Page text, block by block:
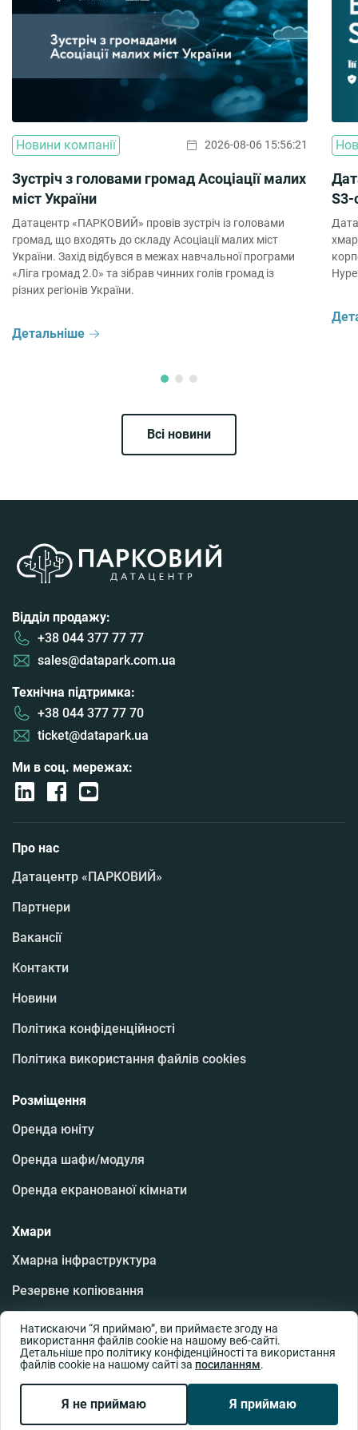
Новини компанії 2026-08-06 15:56:21
Зустріч з головами громад Асоціації малих
міст України
Датацентр «ПАРКОВИЙ» провів зустріч із головами
громад, що входять до складу Асоціації малих міст
України. Захід відбувся в межах навчальної програми
«Ліга громад 2.0» та зібрав чинних голів громад із
різних регіонів України.
Детальніше
S3-
Всі новини
Відділ продажу:
+38 044 377 77 77
sales@datapark.com.ua
Технічна підтримка:
+38 044 377 77 70
ticket@datapark.ua
Ми в соц. мережах:
Про нас
Датацентр «ПАРКОВИЙ»
Партнери
Вакансії
Контакти
Новини
Політика конфіденційності
Політика використання файлів cookies
Розміщення
Оренда юніту
Оренда шафи/модуля
Оренда екранованої кімнати
Хмари
Хмарна інфраструктура
Резервне копіювання
Хмарні робочі місця
Аварійне відновлення даних
Програмне забезпечення
Хмарна база даних
Натискаючи “Я приймаю”, ви приймаєте згоду на
використання файлів cookie на нашому веб-сайті.
Детальніше про політику конфіденційності та використання
файлів cookie на нашому сайті за посиланням.
Я не приймаю Я приймаю